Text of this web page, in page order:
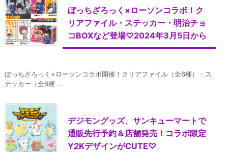
ぼっちざろっく×ローソンコラボ！ク
リアファイル・ステッカー・明治チョ
コBOXなど登場♡2024年3月5日から
ぼっちざろっく×ローソンコラボ開催！クリアファイル（全6種）・ス
テッカー（全6種 ...
デジモングッズ、サンキューマートで
通販先行予約＆店舗発売！コラボ限定
Y2KデザインがCUTE♡